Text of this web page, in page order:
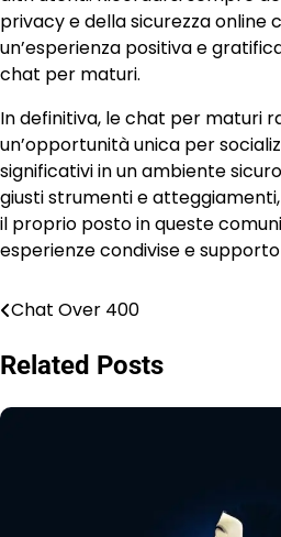
privacy e della sicurezza online
un’esperienza positiva e
chat per maturi.
In definitiva, le chat per maturi
un’opportunità unica per
significativi in un ambiente
giusti strumenti e
il proprio posto in queste
esperienze condivise e
Post
navigation
Chat Over 400
Related Posts